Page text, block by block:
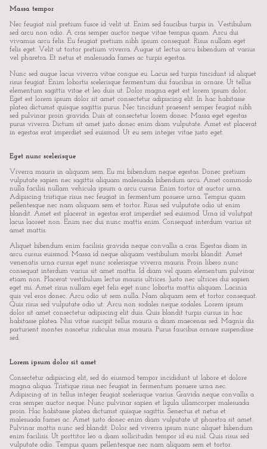
Massa tempor
Nec feugiat nisl pretium fusce id velit ut. Enim sed faucibus turpis in. Vestibulum
sed arcu non odio. A cras semper auctor neque vitae tempus quam. Arcu dui
vivamus arcu felis. Eu feugiat pretium nibh ipsum consequat. Risus nullam eget
felis eget. Velit ut tortor pretium viverra. Augue ut lectus arcu bibendum at varius
vel pharetra. Et netus et malesuada fames ac turpis egestas.
Nunc sed augue lacus viverra vitae congue eu. Lacus sed turpis tincidunt id aliquet
risus feugiat. Enim lobortis scelerisque fermentum dui faucibus in ornare. Ut tellus
elementum sagittis vitae et leo duis ut. Dolor magna eget est lorem ipsum dolor.
Eget est lorem ipsum dolor sit amet consectetur adipiscing elit. In hac habitasse
platea dictumst quisque sagittis purus. Nec tincidunt praesent semper feugiat nibh
sed pulvinar proin gravida. Duis at consectetur lorem donec. Massa eget egestas
purus viverra. Dictum sit amet justo donec enim diam vulputate. Amet est placerat
in egestas erat imperdiet sed euismod. Ut eu sem integer vitae justo eget.
Eget nunc scelerisque
Viverra mauris in aliquam sem. Eu mi bibendum neque egestas. Donec pretium
vulputate sapien nec sagittis aliquam malesuada bibendum arcu. Amet commodo
nulla facilisi nullam vehicula ipsum a arcu cursus. Enim tortor at auctor urna.
Adipiscing tristique risus nec feugiat in fermentum posuere urna. Tempus quam
pellentesque nec nam aliquam sem et tortor. Risus sed vulputate odio ut enim
blandit. Amet est placerat in egestas erat imperdiet sed euismod. Urna id volutpat
lacus laoreet non. Enim nec dui nunc mattis enim. Consequat interdum varius sit
amet mattis.
Aliquet bibendum enim facilisis gravida neque convallis a cras. Egestas diam in
arcu cursus euismod. Massa id neque aliquam vestibulum morbi blandit. Amet
venenatis urna cursus eget nunc scelerisque viverra mauris. Proin libero nunc
consequat interdum varius sit amet mattis. Id diam vel quam elementum pulvinar
etiam non. Placerat vestibulum lectus mauris ultrices. Justo nec ultrices dui sapien
eget mi. Amet risus nullam eget felis eget nunc lobortis mattis aliquam. Lacinia
quis vel eros donec. Arcu odio ut sem nulla. Nam aliquam sem et tortor consequat.
Quis risus sed vulputate odio ut. Arcu non sodales neque sodales. Lorem ipsum
dolor sit amet consectetur adipiscing elit duis. Quis blandit turpis cursus in hac
habitasse platea. Nisi vitae suscipit tellus mauris a diam maecenas sed. Magnis dis
parturient montes nascetur ridiculus mus mauris. Purus faucibus ornare suspendisse
sed.
Lorem ipsum dolor sit amet
Consectetur adipiscing elit, sed do eiusmod tempor incididunt ut labore et dolore
magna aliqua. Tristique risus nec feugiat in fermentum posuere urna nec.
Adipiscing at in tellus integer feugiat scelerisque varius. Gravida neque convallis a
cras semper auctor neque. Nunc pulvinar sapien et ligula ullamcorper malesuada
proin. Hac habitasse platea dictumst quisque sagittis. Senectus et netus et
malesuada fames ac. Amet justo donec enim diam vulputate ut pharetra sit amet.
Pulvinar mattis nunc sed blandit. Dolor sed viverra ipsum nunc aliquet bibendum
enim facilisis. Ut porttitor leo a diam sollicitudin tempor id eu nisl. Quis risus sed
vulputate odio. Tempus quam pellentesque nec nam aliquam sem et tortor.